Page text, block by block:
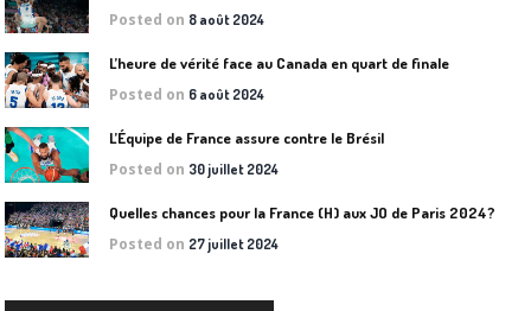
Posted on 8 août 2024
L’heure de vérité face au Canada en quart de finale
Posted on 6 août 2024
L’Équipe de France assure contre le Brésil
Posted on 30 juillet 2024
Quelles chances pour la France (H) aux JO de Paris 2024?
Posted on 27 juillet 2024